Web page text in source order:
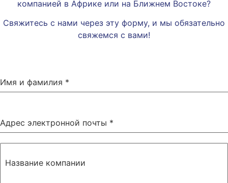
компанией в Африке или на Ближнем Востоке?
Свяжитесь с нами через эту форму, и мы обязательно
свяжемся с вами!
Имя и фамилия *
Адрес электронной почты *
Название компании